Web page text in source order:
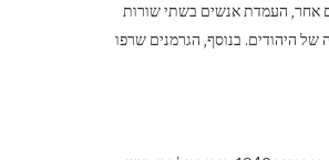
אחר, העמדת אנשים בשתי שורות
היהודים. בנוסף, הגרמנים שרפו